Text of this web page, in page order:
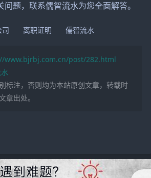
题，联系儒智流水为您全面解答。
司 离职证明 儒智流水
www.bjrbj.com.cn/post/282.html
标注，否则均为本站原创文章，转载时
章出处。